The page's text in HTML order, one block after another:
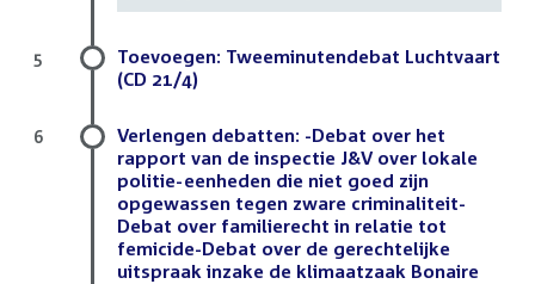
Toevoegen: Tweeminutendebat Luchtvaart
(CD 21/4)
5
Verlengen debatten: -Debat over het
rapport van de inspectie J&V over lokale
politie-eenheden die niet goed zijn
opgewassen tegen zware criminaliteit-
Debat over familierecht in relatie tot
femicide-Debat over de gerechtelijke
uitspraak inzake de klimaatzaak Bonaire
6